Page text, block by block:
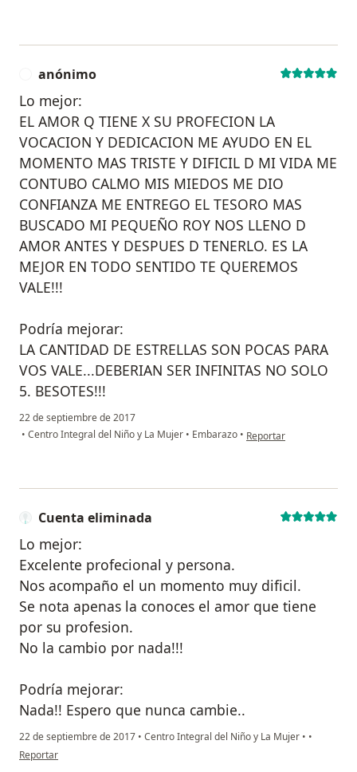
anónimo
Lo mejor:
EL AMOR Q TIENE X SU PROFECION LA
VOCACION Y DEDICACION ME AYUDO EN EL
MOMENTO MAS TRISTE Y DIFICIL D MI VIDA ME
CONTUBO CALMO MIS MIEDOS ME DIO
CONFIANZA ME ENTREGO EL TESORO MAS
BUSCADO MI PEQUEÑO ROY NOS LLENO D
AMOR ANTES Y DESPUES D TENERLO. ES LA
MEJOR EN TODO SENTIDO TE QUEREMOS
VALE!!!
Podría mejorar:
LA CANTIDAD DE ESTRELLAS SON POCAS PARA
VOS VALE...DEBERIAN SER INFINITAS NO SOLO
5. BESOTES!!!
22 de septiembre de 2017
• Centro Integral del Niño y La Mujer • Embarazo • en opinión del usuario
Reportar
Cuenta eliminada
Lo mejor:
Excelente profecional y persona.
Nos acompaño el un momento muy dificil.
Se nota apenas la conoces el amor que tiene
por su profesion.
No la cambio por nada!!!
Podría mejorar:
Nada!! Espero que nunca cambie..
22 de septiembre de 2017 • Centro Integral del Niño y La Mujer • •
en opinión del usuario Cuenta eliminada
Reportar